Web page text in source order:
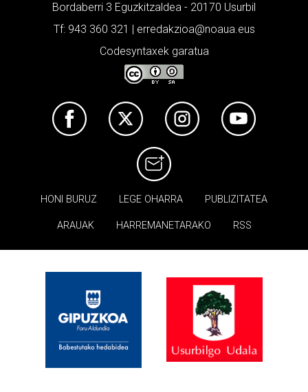
Bordaberri 3 Eguzkitzaldea - 20170 Usurbil
Tf: 943 360 321 | erredakzioa@noaua.eus
Codesyntaxek garatua
HONI BURUZ LEGE OHARRA PUBLIZITATEA
ARAUAK HARREMANETARAKO RSS